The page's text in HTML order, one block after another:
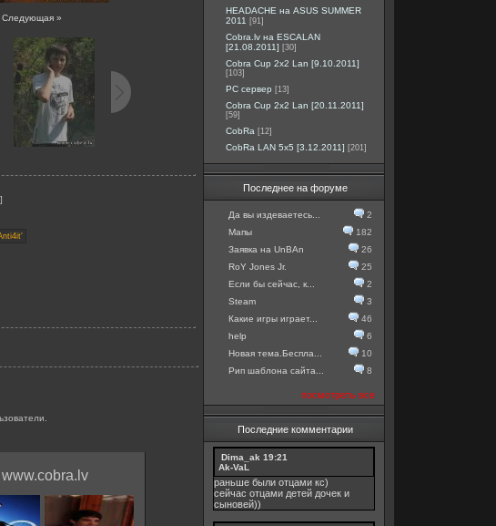
Следующая »
HEADACHE на ASUS SUMMER
2011 [91]
Cobra.lv на ESCALAN
[21.08.2011] [30]
Cobra Cup 2x2 Lan [9.10.2011]
[103]
PC сервер [13]
Cobra Cup 2x2 Lan [20.11.2011]
[59]
CobRa [12]
CobRa LAN 5x5 [3.12.2011] [201]
Последнее на форуме
Да вы издеваетесь...
2
Мапы
182
Заявка на UnBAn
26
RoY Jones Jr.
25
Если бы сейчас, к...
2
Steam
3
Какие игры играет...
46
help
6
Новая тема.Беспла...
10
Рип шаблона сайта...
8
посмотреть все
Последние комментарии
Dima_ak 19:21
Ak-VaL
раньше были отцами кс)
сейчас отцами детей дочек и
сыновей))